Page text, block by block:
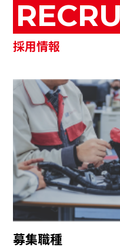
採用情報
募集職種